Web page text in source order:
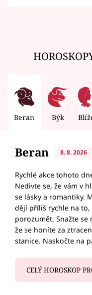
Beran Býk
Beran 8. 8. 2026
Rychlé akce tohoto
Nedivte se, že vám v
se lásky a romantiky.
dějí příliš rychle na
porozumět. Snažte
že se honíte za
stanice. Naskočte na
CELÝ HOROSKOP